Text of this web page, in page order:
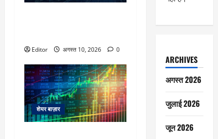
Editor अगस्त 10, 2026 0
शेयर बाज़ार
ARCHIVES
अगस्त 2026
जुलाई 2026
जून 2026